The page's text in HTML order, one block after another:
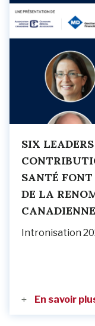
SIX
SANTÉ
DE LA
CANADIENNE
Intronisation
En savoir